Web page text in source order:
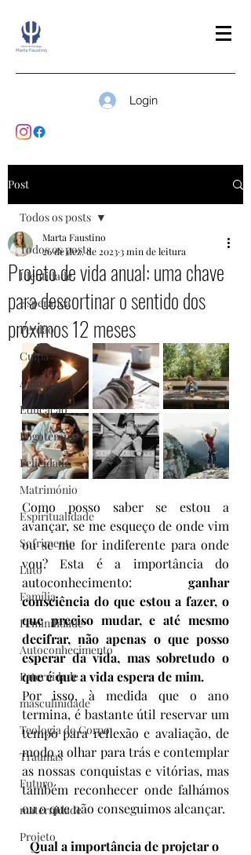
Login
Post
Todos os posts
Identidade
Esperança
Perdão
Culpa
Amor
Educação
Logoterapia
Felicidade
Matrimónio
Espiritualidade
Sofrimento
Luto
Família
Feminilidade
Autoconhecimento
Paternidade
masculinidade
Teologia do Corpo
Traumas
Futuro
maternidade
Projeto
Todos os posts
Projeto de vida anual: uma chave
para descortinar o sentido dos
próximos 12 meses
Marta Faustino
26 de dez. de 20233 min de leitura
Como posso saber se estou a
avançar, se me esqueço de onde vim
ou se me for indiferente para onde
vou? Esta é a importância do
autoconhecimento: ganhar
consciência do que estou a fazer, o
que preciso mudar, e até mesmo
decifrar, não apenas o que posso
esperar da vida, mas sobretudo o
que é que a vida espera de mim.
Por isso, à medida que o ano
termina, é bastante útil reservar um
tempo para reflexão e avaliação, de
modo a olhar para trás e contemplar
as nossas conquistas e vitórias, mas
também reconhecer onde falhámos
ou o que não conseguimos alcançar.
Qual a importância de projetar o